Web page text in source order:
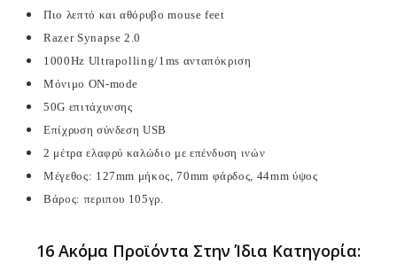
Πιο λεπτό και αθόρυβο mouse feet
Razer Synapse 2.0
1000Hz Ultrapolling/1ms ανταπόκριση
Μόνιμο ON-mode
50G επιτάχυνσης
Επίχρυση σύνδεση USB
2 μέτρα ελαφρύ καλώδιο με επένδυση ινών
Μέγεθος: 127mm μήκος, 70mm φάρδος, 44mm ύψος
Βάρος: περιπου 105γρ.
16 Ακόμα Προϊόντα Στην Ίδια Κατηγορία: